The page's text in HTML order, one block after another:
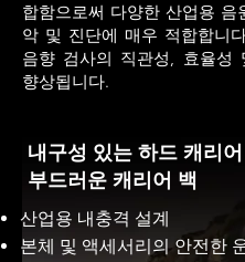
합함으로써 다양한 산업용 음
악 및 진단에 매우 적합합니
음향 검사의 직관성, 효율성
향상됩니다.
내구성 있는 하드 캐리
부드러운 캐리어 백
산업용 내충격 설계
본체 및 액세서리의 안전한